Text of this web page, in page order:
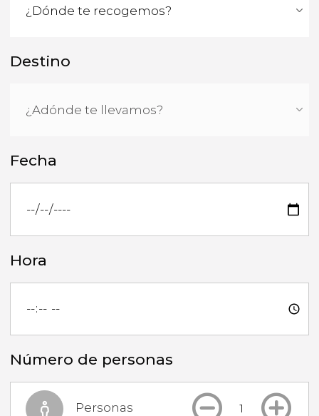
Destino
Fecha
Hora
Número de personas
Personas